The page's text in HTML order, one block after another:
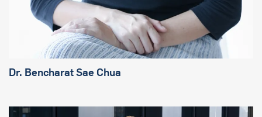
Dr. Bencharat Sae Chua